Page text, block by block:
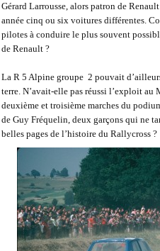
Gérard Larrousse, alors patron de
année cinq ou six voitures différentes.
pilotes à conduire le plus souvent
de Renault ?
La R 5 Alpine groupe 2 pouvait
terre. N’avait-elle pas réussi l’exploit au
deuxième et troisième marches du
de Guy Fréquelin, deux garçons qui ne
belles pages de l’histoire du Rallycross ?